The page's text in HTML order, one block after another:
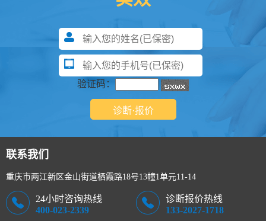
验证码：
联系我们
重庆市两江新区金山街道栖霞路18号13幢1单元11-14
24小时咨询热线
400-023-2339
诊断报价热线
133-2027-1718